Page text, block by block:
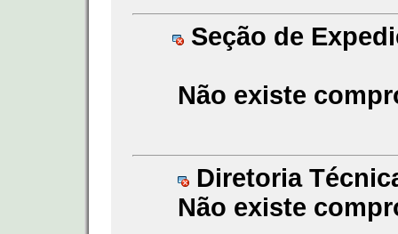
Seção de
Não existe
Diretoria
Não existe